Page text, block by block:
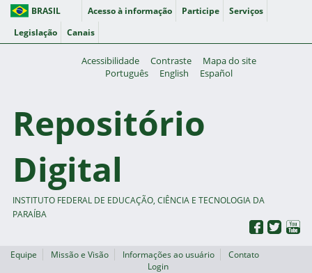
BRASIL Acesso à informação Participe
Serviços
Legislação
Canais
Acessibilidade Contraste
Mapa do site
Português
English Español
Repositório
Digital
INSTITUTO FEDERAL DE EDUCAÇÃO, CIÊNCIA E TECNOLOGIA DA
PARAÍBA
Equipe Missão e Visão Informações ao usuário
Contato
Login